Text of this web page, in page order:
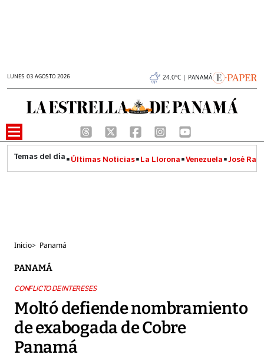
LUNES 03 AGOSTO 2026 24.0°C | PANAMÁ
Últimas Noticias La Llorona Venezuela José
Inicio> Panamá
PANAMÁ
CONFLICTO DE INTERESES
Moltó defiende nombramiento
de exabogada de Cobre
Panamá